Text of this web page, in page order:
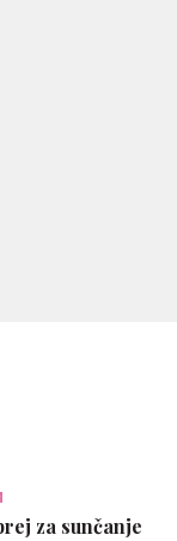
za sunčanje